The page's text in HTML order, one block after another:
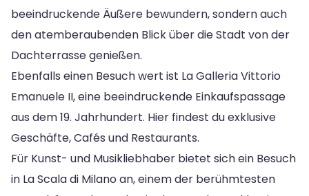
beeindruckende Äußere bewundern, sondern auch
den atemberaubenden Blick über die Stadt von der
Dachterrasse genießen.
Ebenfalls einen Besuch wert ist La Galleria Vittorio
Emanuele II, eine beeindruckende Einkaufspassage
aus dem 19. Jahrhundert. Hier findest du exklusive
Geschäfte, Cafés und Restaurants.
Für Kunst- und Musikliebhaber bietet sich ein Besuch
in La Scala di Milano an, einem der berühmtesten